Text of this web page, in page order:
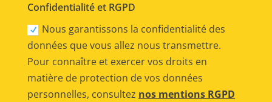
Confidentialité et RGPD
Nous garantissons la confidentialité des
données que vous allez nous transmettre.
Pour connaître et exercer vos droits en
matière de protection de vos données
personnelles, consultez nos mentions RGPD